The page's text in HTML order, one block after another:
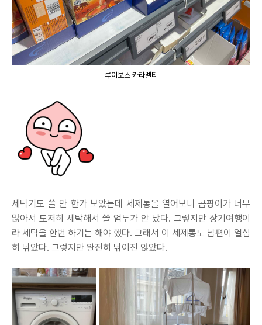
루이보스 카라멜티
세탁기도 쓸 만 한가 보았는데 세제통을 열어보니 곰팡이가 너무
많아서 도저히 세탁해서 쓸 엄두가 안 났다. 그렇지만 장기여행이
라 세탁을 한번 하기는 해야 했다. 그래서 이 세제통도 남편이 열심
히 닦았다. 그렇지만 완전히 닦이진 않았다.